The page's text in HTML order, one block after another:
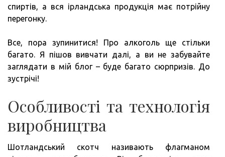
спиртів, а вся ірландська продукція має потрійну
перегонку.
Все, пора зупинитися! Про алкоголь ще стільки
багато. Я пішов вивчати далі, а ви не забувайте
заглядати в мій блог – буде багато сюрпризів. До
зустрічі!
Особливості та технологія
виробництва
Шотландський скотч називають флагманом